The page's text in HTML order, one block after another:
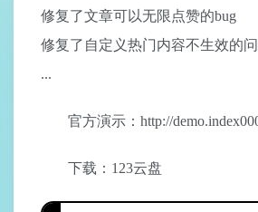
修复了文章可以无限点赞的bug
修复了自定义热门内容不生效的
...
官方演示：http://
下载：123云盘